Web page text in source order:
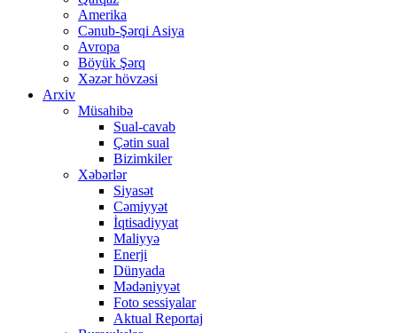
Amerika
Cənub-Şərqi Asiya
Avropa
Böyük Şərq
Xəzər hövzəsi
Arxiv
Müsahibə
Sual-cavab
Çətin sual
Bizimkiler
Xəbərlər
Siyasət
Cəmiyyət
İqtisadiyyat
Maliyyə
Enerji
Dünyada
Mədəniyyət
Foto sessiyalar
Aktual Reportaj